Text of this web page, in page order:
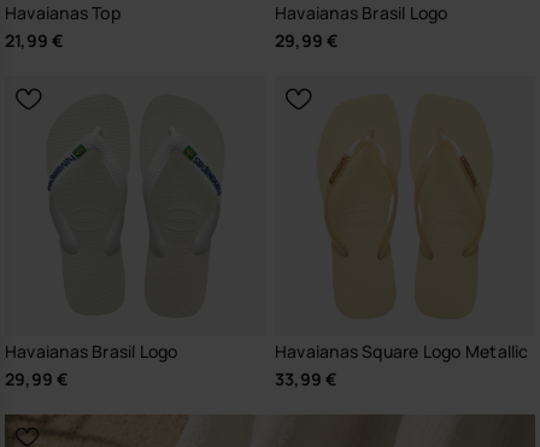
Havaianas Top
21,99 €
Havaianas Brasil Logo
29,99 €
Havaianas Brasil Logo
29,99 €
Havaianas Square Logo Metallic
33,99 €